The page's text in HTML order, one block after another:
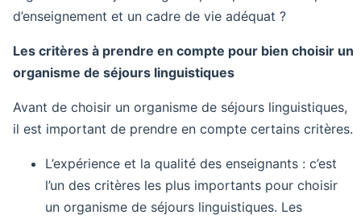
d’enseignement et un cadre de vie adéquat ?
Les critères à prendre en compte pour bien choisir un
organisme de séjours linguistiques
Avant de choisir un organisme de séjours linguistiques,
il est important de prendre en compte certains critères.
L’expérience et la qualité des enseignants : c’est
l’un des critères les plus importants pour choisir
un organisme de séjours linguistiques. Les